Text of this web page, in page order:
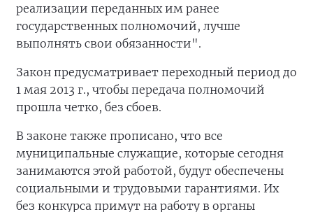
реализации переданных им ранее
государственных полномочий, лучше
выполнять свои обязанности".
Закон предусматривает переходный период до
1 мая 2013 г., чтобы передача полномочий
прошла четко, без сбоев.
В законе также прописано, что все
муниципальные служащие, которые сегодня
занимаются этой работой, будут обеспечены
социальными и трудовыми гарантиями. Их
без конкурса примут на работу в органы